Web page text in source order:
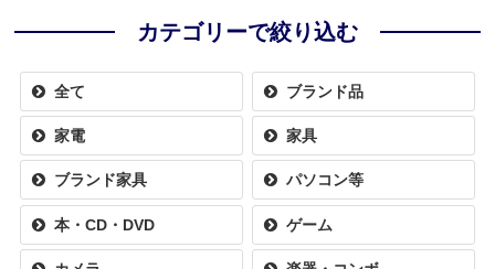
カテゴリーで絞り込む
全て ブランド品
家電 家具
ブランド家具 パソコン等
本・CD・DVD ゲーム